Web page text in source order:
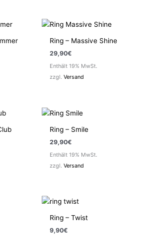
Ring – Massive Shine
29,90€
Enthält 19% MwSt.
zzgl.Versand
Ring – Smile
29,90€
Enthält 19% MwSt.
zzgl.Versand
Ring – Twist
9,90€